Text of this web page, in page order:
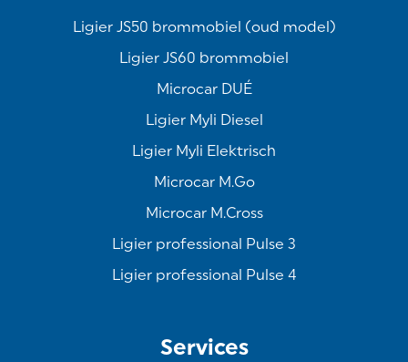
Ligier JS50 brommobiel (oud model)
Ligier JS60 brommobiel
Microcar DUÉ
Ligier Myli Diesel
Ligier Myli Elektrisch
Microcar M.Go
Microcar M.Cross
Ligier professional Pulse 3
Ligier professional Pulse 4
Services